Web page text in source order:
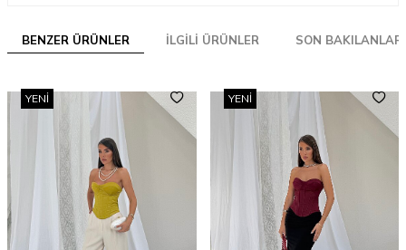
BENZER ÜRÜNLER İLGILI ÜRÜNLER SON BAKILANLAR
YENI YENI